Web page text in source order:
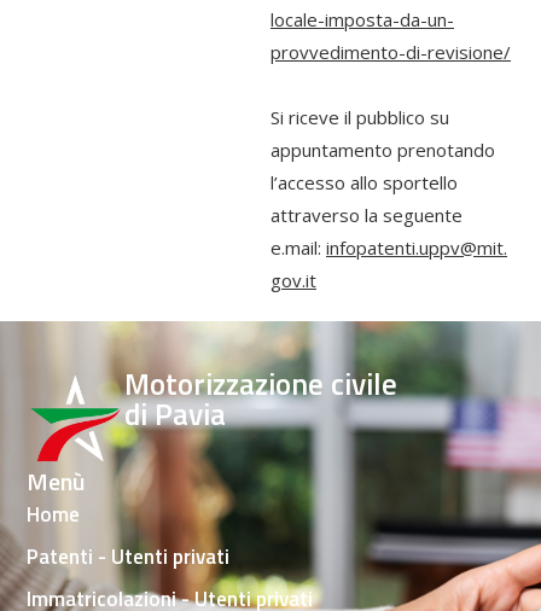
locale-imposta-da-un-
provvedimento-di-revisione/
Si riceve il pubblico su
appuntamento prenotando
l’accesso allo sportello
attraverso la seguente
e.mail: infopatenti.uppv@mit.
gov.it
Motorizzazione civile
di Pavia
Menù
Home
Patenti - Utenti privati
Immatricolazioni - Utenti privati